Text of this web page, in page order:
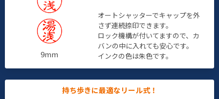
9mm
オートシャッターでキャップを外
さず連続捺印できます。
ロック機構が付いてますので、カ
バンの中に入れても安心です。
インクの色は朱色です。
持ち歩きに最適なリール式！